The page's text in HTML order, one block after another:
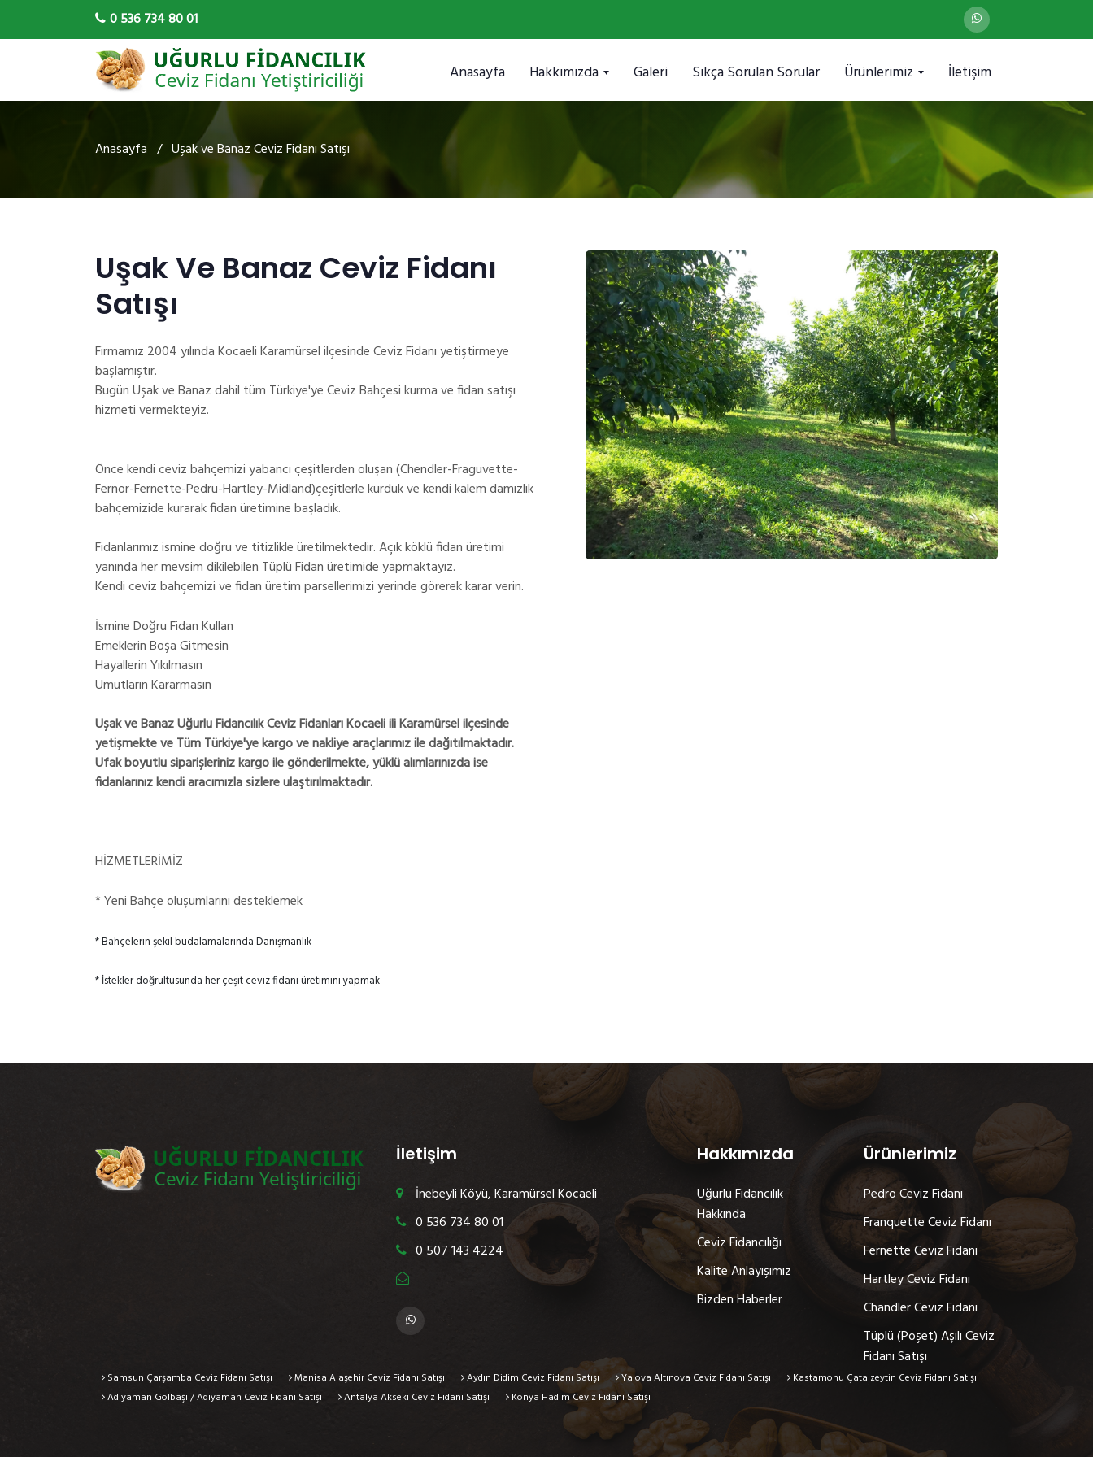
0 536 734 80 01
Anasayfa Hakkımızda Galeri Sıkça Sorulan Sorular Ürünlerimiz İletişim
Anasayfa / Uşak ve Banaz Ceviz Fidanı Satışı
Uşak Ve Banaz Ceviz Fidanı
Satışı
Firmamız 2004 yılında Kocaeli Karamürsel ilçesinde Ceviz Fidanı yetiştirmeye
başlamıştır.
Bugün Uşak ve Banaz dahil tüm Türkiye'ye Ceviz Bahçesi kurma ve fidan satışı
hizmeti vermekteyiz.
Önce kendi ceviz bahçemizi yabancı çeşitlerden oluşan (Chendler-Fraguvette-
Fernor-Fernette-Pedru-Hartley-Midland)çeşitlerle kurduk ve kendi kalem damızlık
bahçemizide kurarak fidan üretimine başladık.
Fidanlarımız ismine doğru ve titizlikle üretilmektedir. Açık köklü fidan üretimi
yanında her mevsim dikilebilen Tüplü Fidan üretimide yapmaktayız.
Kendi ceviz bahçemizi ve fidan üretim parsellerimizi yerinde görerek karar verin.
İsmine Doğru Fidan Kullan
Emeklerin Boşa Gitmesin
Hayallerin Yıkılmasın
Umutların Kararmasın
Uşak ve Banaz Uğurlu Fidancılık Ceviz Fidanları Kocaeli ili Karamürsel ilçesinde
yetişmekte ve Tüm Türkiye'ye kargo ve nakliye araçlarımız ile dağıtılmaktadır.
Ufak boyutlu siparişleriniz kargo ile gönderilmekte, yüklü alımlarınızda ise
fidanlarınız kendi aracımızla sizlere ulaştırılmaktadır.
HİZMETLERİMİZ
* Yeni Bahçe oluşumlarını desteklemek
* Bahçelerin şekil budalamalarında Danışmanlık
* İstekler doğrultusunda her çeşit ceviz fidanı üretimini yapmak
İletişim
İnebeyli Köyü, Karamürsel Kocaeli
0 536 734 80 01
0 507 143 4224
Hakkımızda
Uğurlu Fidancılık
Hakkında
Ceviz Fidancılığı
Kalite Anlayışımız
Bizden Haberler
Ürünlerimiz
Pedro Ceviz Fidanı
Franquette Ceviz Fidanı
Fernette Ceviz Fidanı
Hartley Ceviz Fidanı
Chandler Ceviz Fidanı
Tüplü (Poşet) Aşılı Ceviz
Fidanı Satışı
Samsun Çarşamba Ceviz Fidanı Satışı Manisa Alaşehir Ceviz Fidanı Satışı Aydın Didim Ceviz Fidanı Satışı Yalova Altınova Ceviz Fidanı Satışı
Kastamonu Çatalzeytin Ceviz Fidanı Satışı
Adıyaman Gölbaşı / Adıyaman Ceviz Fidanı Satışı
Antalya Akseki Ceviz Fidanı Satışı Konya Hadim Ceviz Fidanı Satışı